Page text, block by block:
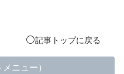
⚪️記事トップに戻る
ニュー）